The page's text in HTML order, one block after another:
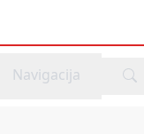
menu
Navigacija